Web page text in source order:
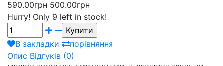
590.00грн 500.00грн
Hurry! Only 9 left in stock!
В закладки
порівняння
Опис Відгуків (0)